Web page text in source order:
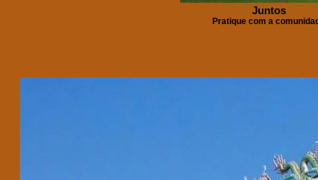
Juntos
Pratique com a